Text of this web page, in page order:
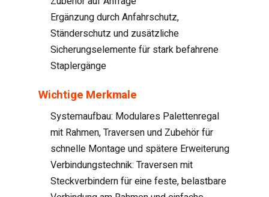
Ergänzung durch Anfahrschutz,
Ständerschutz und zusätzliche
Sicherungselemente für stark befahrene
Staplergänge
Wichtige Merkmale
Systemaufbau: Modulares Palettenregal
mit Rahmen, Traversen und Zubehör für
schnelle Montage und spätere Erweiterung
Verbindungstechnik: Traversen mit
Steckverbindern für eine feste, belastbare